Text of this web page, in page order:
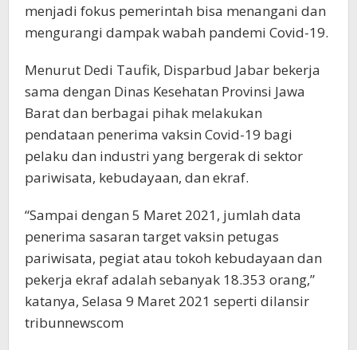
menjadi fokus pemerintah bisa menangani dan
mengurangi dampak wabah pandemi Covid-19.
Menurut Dedi Taufik, Disparbud Jabar bekerja
sama dengan Dinas Kesehatan Provinsi Jawa
Barat dan berbagai pihak melakukan
pendataan penerima vaksin Covid-19 bagi
pelaku dan industri yang bergerak di sektor
pariwisata, kebudayaan, dan ekraf.
“Sampai dengan 5 Maret 2021, jumlah data
penerima sasaran target vaksin petugas
pariwisata, pegiat atau tokoh kebudayaan dan
pekerja ekraf adalah sebanyak 18.353 orang,”
katanya, Selasa 9 Maret 2021 seperti dilansir
tribunnewscom